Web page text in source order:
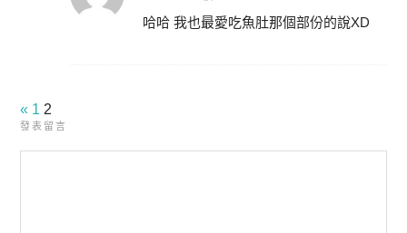
哈哈 我也最愛吃魚肚那個部份的說XD
« 1 2
發表留言